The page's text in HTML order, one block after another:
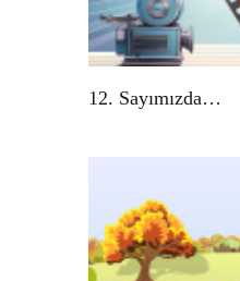
12. Sayımızda…